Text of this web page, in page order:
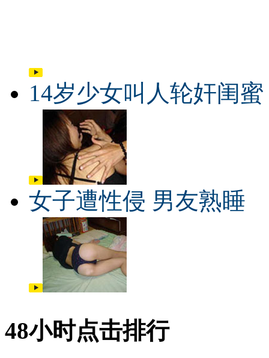
14岁少女叫人轮奸闺蜜
女子遭性侵 男友熟睡
48小时点击排行